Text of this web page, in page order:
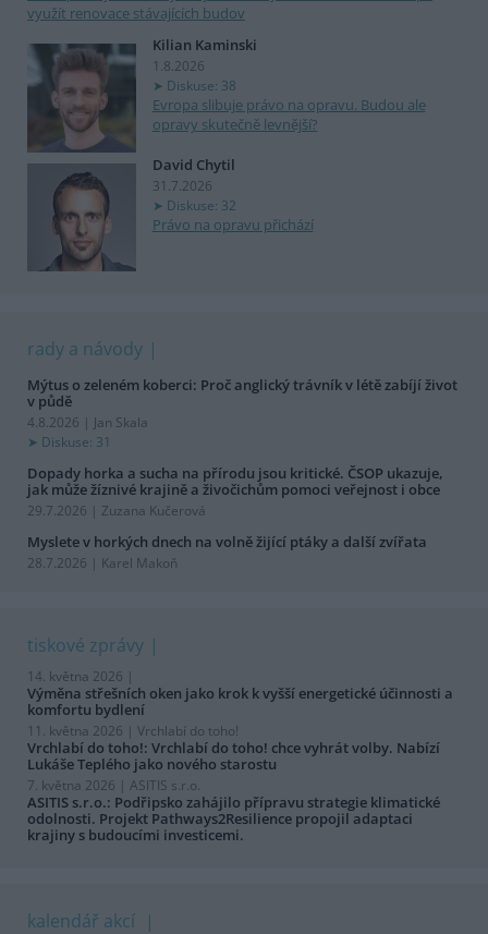
využít renovace stávajících budov
Kilian Kaminski
1.8.2026
Diskuse: 38
Evropa slibuje právo na opravu. Budou ale
opravy skutečně levnější?
David Chytil
31.7.2026
Diskuse: 32
Právo na opravu přichází
rady a návody
Mýtus o zeleném koberci: Proč anglický trávník v létě zabíjí život
v půdě
4.8.2026 | Jan Skala
Diskuse: 31
Dopady horka a sucha na přírodu jsou kritické. ČSOP ukazuje,
jak může žíznivé krajině a živočichům pomoci veřejnost i obce
29.7.2026 | Zuzana Kučerová
Myslete v horkých dnech na volně žijící ptáky a další zvířata
28.7.2026 | Karel Makoň
tiskové zprávy
14. května 2026 |
Výměna střešních oken jako krok k vyšší energetické účinnosti a
komfortu bydlení
11. května 2026 | Vrchlabí do toho!
Vrchlabí do toho!: Vrchlabí do toho! chce vyhrát volby. Nabízí
Lukáše Teplého jako nového starostu
7. května 2026 | ASITIS s.r.o.
ASITIS s.r.o.: Podřipsko zahájilo přípravu strategie klimatické
odolnosti. Projekt Pathways2Resilience propojil adaptaci
krajiny s budoucími investicemi.
kalendář akcí